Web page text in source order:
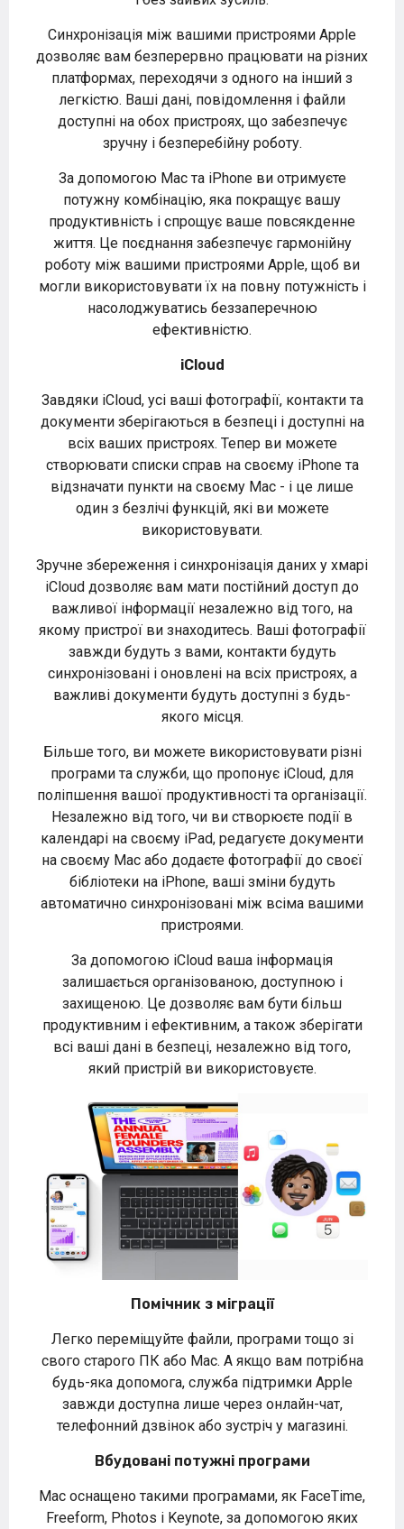
Синхронізація між вашими пристроями Apple
дозволяє вам безперервно працювати на різних
платформах, переходячи з одного на інший з
легкістю. Ваші дані, повідомлення і файли
доступні на обох пристроях, що забезпечує
зручну і безперебійну роботу.
За допомогою Mac та iPhone ви отримуєте
потужну комбінацію, яка покращує вашу
продуктивність і спрощує ваше повсякденне
життя. Це поєднання забезпечує гармонійну
роботу між вашими пристроями Apple, щоб ви
могли використовувати їх на повну потужність і
насолоджуватись беззаперечною
ефективністю.
iCloud
Завдяки iCloud, усі ваші фотографії, контакти та
документи зберігаються в безпеці і доступні на
всіх ваших пристроях. Тепер ви можете
створювати списки справ на своєму iPhone та
відзначати пункти на своєму Mac - і це лише
один з безлічі функцій, які ви можете
використовувати.
Зручне збереження і синхронізація даних у хмарі
iCloud дозволяє вам мати постійний доступ до
важливої інформації незалежно від того, на
якому пристрої ви знаходитесь. Ваші фотографії
завжди будуть з вами, контакти будуть
синхронізовані і оновлені на всіх пристроях, а
важливі документи будуть доступні з будь-
якого місця.
Більше того, ви можете використовувати різні
програми та служби, що пропонує iCloud, для
поліпшення вашої продуктивності та організації.
Незалежно від того, чи ви створюєте події в
календарі на своєму iPad, редагуєте документи
на своєму Mac або додаєте фотографії до своєї
бібліотеки на iPhone, ваші зміни будуть
автоматично синхронізовані між всіма вашими
пристроями.
За допомогою iCloud ваша інформація
залишається організованою, доступною і
захищеною. Це дозволяє вам бути більш
продуктивним і ефективним, а також зберігати
всі ваші дані в безпеці, незалежно від того,
який пристрій ви використовуєте.
Помічник з міграції
Легко переміщуйте файли, програми тощо зі
свого старого ПК або Mac. А якщо вам потрібна
будь-яка допомога, служба підтримки Apple
завжди доступна лише через онлайн-чат,
телефонний дзвінок або зустріч у магазині.
Вбудовані потужні програми
Mac оснащено такими програмами, як FaceTime,
Freeform, Photos і Keynote, за допомогою яких